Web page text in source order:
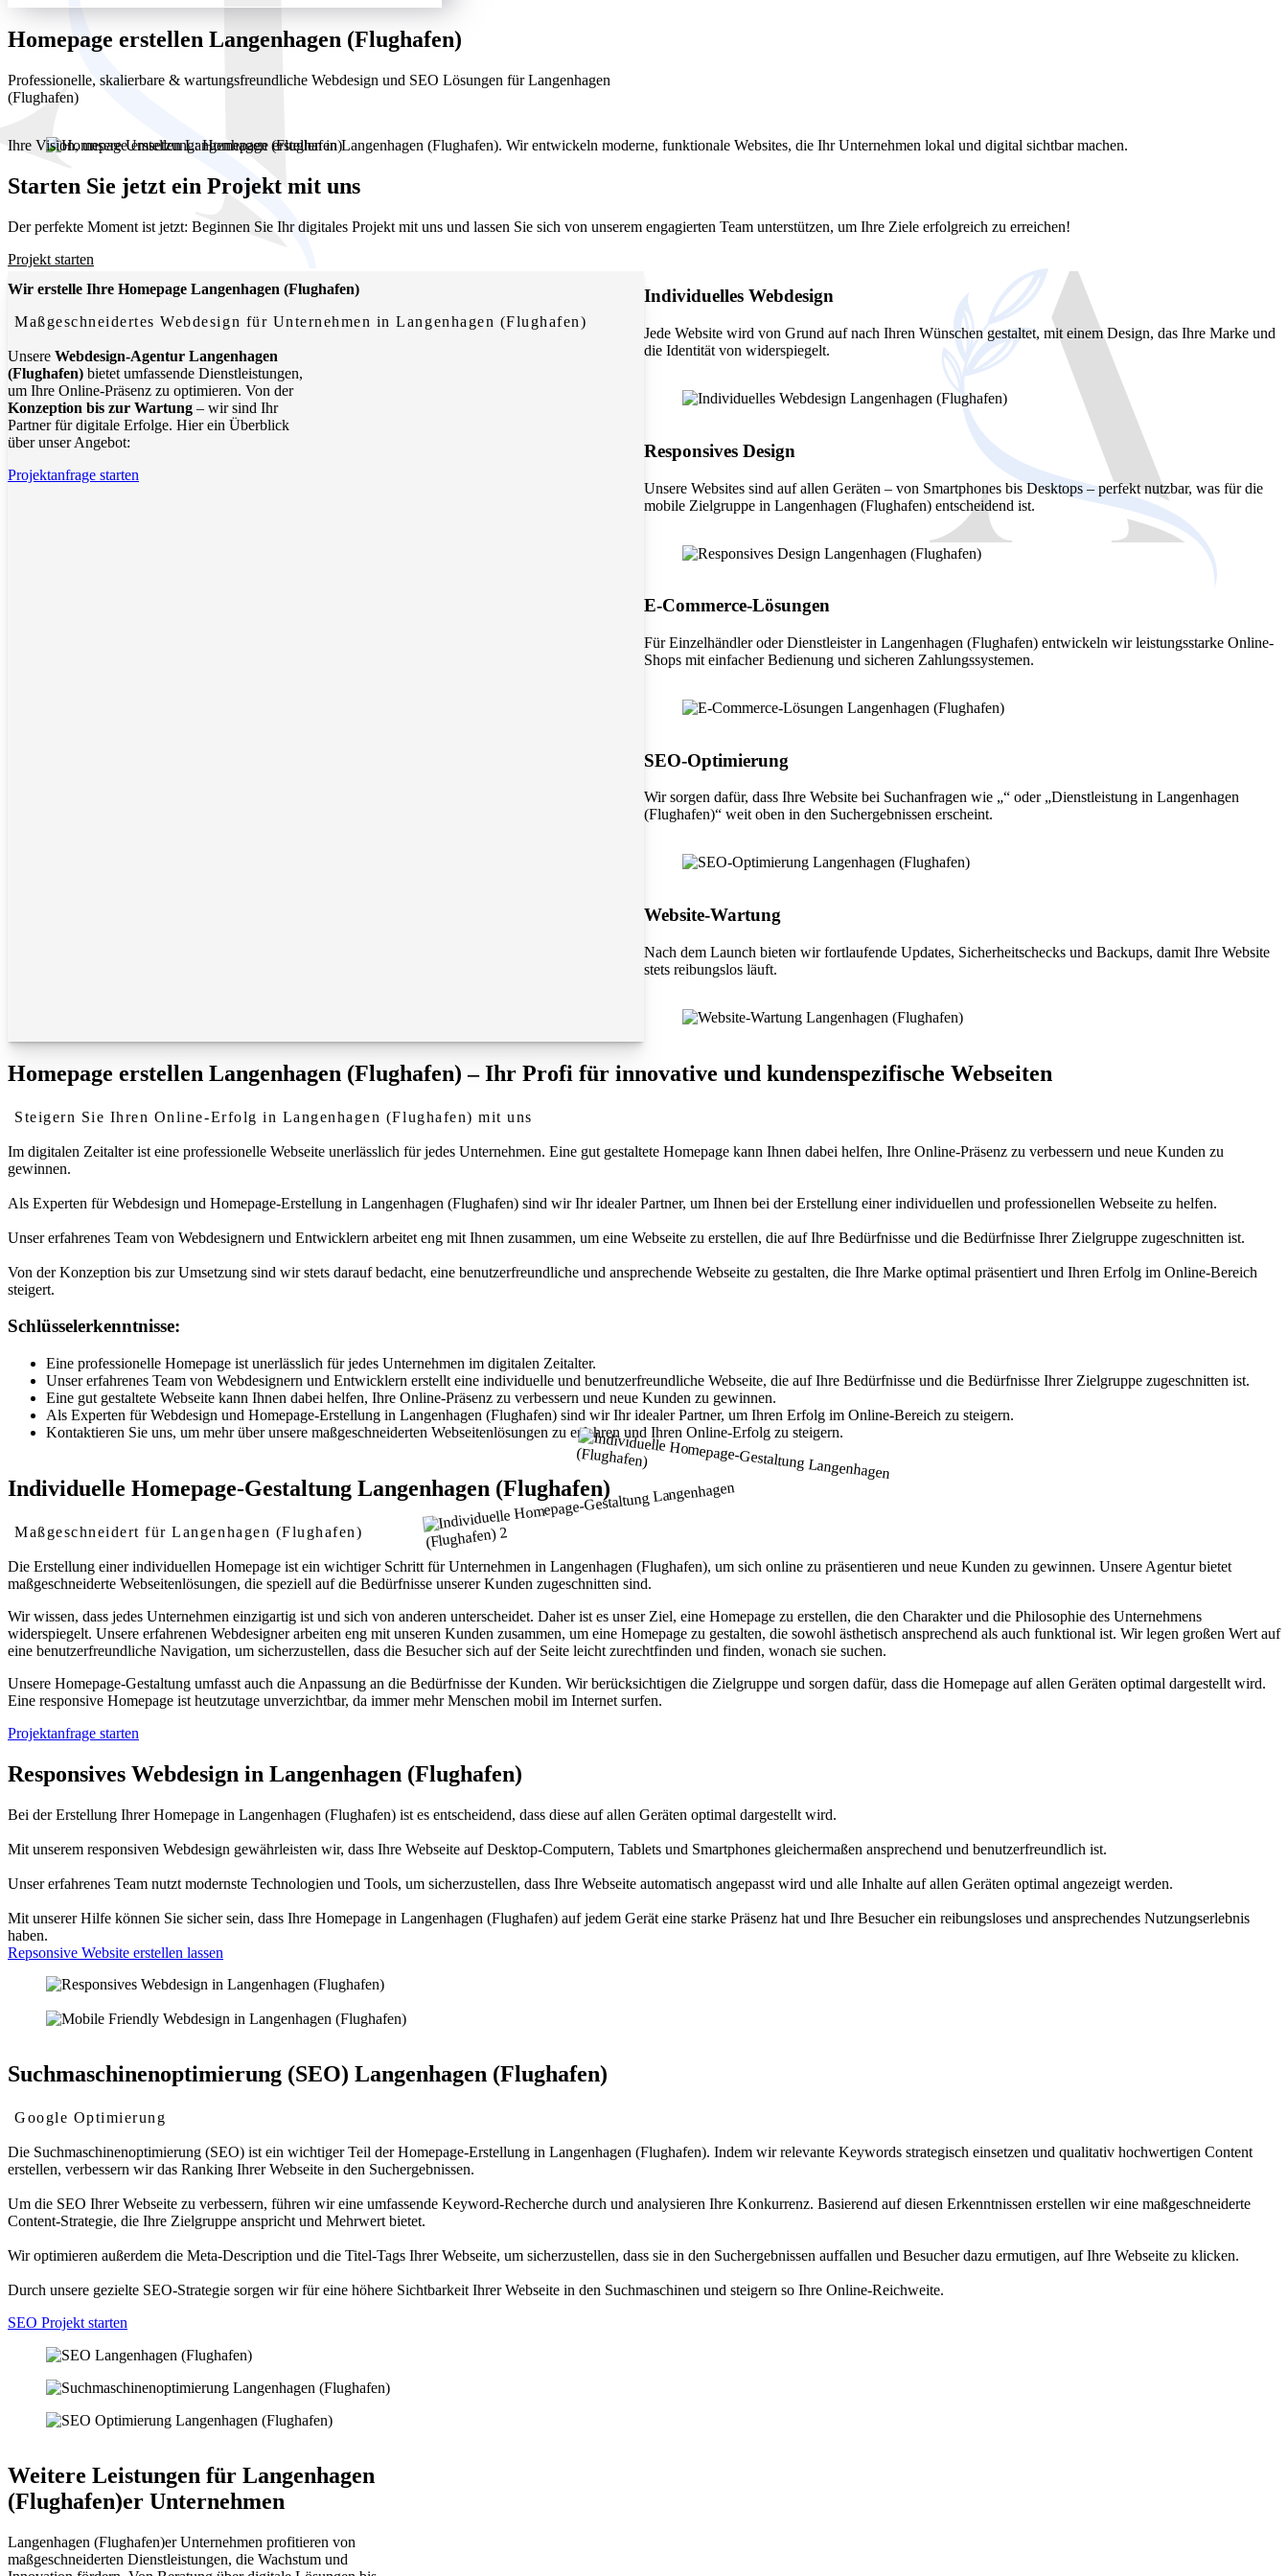
Homepage erstellen Langenhagen (Flughafen)
Professionelle, skalierbare & wartungsfreundliche Webdesign und SEO Lösungen für Langenhagen
(Flughafen)
Ihre Vision, unsere Umsetzung: Homepage erstellen in Langenhagen (Flughafen). Wir entwickeln moderne, funktionale Websites, die Ihr Unternehmen lokal und digital sichtbar machen.
Starten Sie jetzt ein Projekt mit uns
Der perfekte Moment ist jetzt: Beginnen Sie Ihr digitales Projekt mit uns und lassen Sie sich von unserem engagierten Team unterstützen, um Ihre Ziele erfolgreich zu erreichen!
Projekt starten
Wir erstelle Ihre Homepage Langenhagen (Flughafen)
Maßgeschneidertes Webdesign für Unternehmen in Langenhagen (Flughafen)
Unsere Webdesign-Agentur Langenhagen
(Flughafen) bietet umfassende Dienstleistungen,
um Ihre Online-Präsenz zu optimieren. Von der
Konzeption bis zur Wartung – wir sind Ihr
Partner für digitale Erfolge. Hier ein Überblick
über unser Angebot:
Projektanfrage starten
Individuelles Webdesign
Jede Website wird von Grund auf nach Ihren Wünschen gestaltet, mit einem Design, das Ihre Marke und
die Identität von widerspiegelt.
Responsives Design
Unsere Websites sind auf allen Geräten – von Smartphones bis Desktops – perfekt nutzbar, was für die
mobile Zielgruppe in Langenhagen (Flughafen) entscheidend ist.
E-Commerce-Lösungen
Für Einzelhändler oder Dienstleister in Langenhagen (Flughafen) entwickeln wir leistungsstarke Online-
Shops mit einfacher Bedienung und sicheren Zahlungssystemen.
SEO-Optimierung
Wir sorgen dafür, dass Ihre Website bei Suchanfragen wie „“ oder „Dienstleistung in Langenhagen
(Flughafen)“ weit oben in den Suchergebnissen erscheint.
Website-Wartung
Nach dem Launch bieten wir fortlaufende Updates, Sicherheitschecks und Backups, damit Ihre Website
stets reibungslos läuft.
Homepage erstellen Langenhagen (Flughafen) – Ihr Profi für innovative und kundenspezifische Webseiten
Steigern Sie Ihren Online-Erfolg in Langenhagen (Flughafen) mit uns
Im digitalen Zeitalter ist eine professionelle Webseite unerlässlich für jedes Unternehmen. Eine gut gestaltete Homepage kann Ihnen dabei helfen, Ihre Online-Präsenz zu verbessern und neue Kunden zu
gewinnen.
Als Experten für Webdesign und Homepage-Erstellung in Langenhagen (Flughafen) sind wir Ihr idealer Partner, um Ihnen bei der Erstellung einer individuellen und professionellen Webseite zu helfen.
Unser erfahrenes Team von Webdesignern und Entwicklern arbeitet eng mit Ihnen zusammen, um eine Webseite zu erstellen, die auf Ihre Bedürfnisse und die Bedürfnisse Ihrer Zielgruppe zugeschnitten ist.
Von der Konzeption bis zur Umsetzung sind wir stets darauf bedacht, eine benutzerfreundliche und ansprechende Webseite zu gestalten, die Ihre Marke optimal präsentiert und Ihren Erfolg im Online-Bereich
steigert.
Schlüsselerkenntnisse:
Eine professionelle Homepage ist unerlässlich für jedes Unternehmen im digitalen Zeitalter.
Unser erfahrenes Team von Webdesignern und Entwicklern erstellt eine individuelle und benutzerfreundliche Webseite, die auf Ihre Bedürfnisse und die Bedürfnisse Ihrer Zielgruppe zugeschnitten ist.
Eine gut gestaltete Webseite kann Ihnen dabei helfen, Ihre Online-Präsenz zu verbessern und neue Kunden zu gewinnen.
Als Experten für Webdesign und Homepage-Erstellung in Langenhagen (Flughafen) sind wir Ihr idealer Partner, um Ihren Erfolg im Online-Bereich zu steigern.
Kontaktieren Sie uns, um mehr über unsere maßgeschneiderten Webseitenlösungen zu erfahren und Ihren Online-Erfolg zu steigern.
Individuelle Homepage-Gestaltung Langenhagen (Flughafen)
Maßgeschneidert für Langenhagen (Flughafen)
Die Erstellung einer individuellen Homepage ist ein wichtiger Schritt für Unternehmen in Langenhagen (Flughafen), um sich online zu präsentieren und neue Kunden zu gewinnen. Unsere Agentur bietet
maßgeschneiderte Webseitenlösungen, die speziell auf die Bedürfnisse unserer Kunden zugeschnitten sind.
Wir wissen, dass jedes Unternehmen einzigartig ist und sich von anderen unterscheidet. Daher ist es unser Ziel, eine Homepage zu erstellen, die den Charakter und die Philosophie des Unternehmens
widerspiegelt. Unsere erfahrenen Webdesigner arbeiten eng mit unseren Kunden zusammen, um eine Homepage zu gestalten, die sowohl ästhetisch ansprechend als auch funktional ist. Wir legen großen Wert auf
eine benutzerfreundliche Navigation, um sicherzustellen, dass die Besucher sich auf der Seite leicht zurechtfinden und finden, wonach sie suchen.
Unsere Homepage-Gestaltung umfasst auch die Anpassung an die Bedürfnisse der Kunden. Wir berücksichtigen die Zielgruppe und sorgen dafür, dass die Homepage auf allen Geräten optimal dargestellt wird.
Eine responsive Homepage ist heutzutage unverzichtbar, da immer mehr Menschen mobil im Internet surfen.
Projektanfrage starten
Responsives Webdesign in Langenhagen (Flughafen)
Bei der Erstellung Ihrer Homepage in Langenhagen (Flughafen) ist es entscheidend, dass diese auf allen Geräten optimal dargestellt wird.
Mit unserem responsiven Webdesign gewährleisten wir, dass Ihre Webseite auf Desktop-Computern, Tablets und Smartphones gleichermaßen ansprechend und benutzerfreundlich ist.
Unser erfahrenes Team nutzt modernste Technologien und Tools, um sicherzustellen, dass Ihre Webseite automatisch angepasst wird und alle Inhalte auf allen Geräten optimal angezeigt werden.
Mit unserer Hilfe können Sie sicher sein, dass Ihre Homepage in Langenhagen (Flughafen) auf jedem Gerät eine starke Präsenz hat und Ihre Besucher ein reibungsloses und ansprechendes Nutzungserlebnis
haben.
Repsonsive Website erstellen lassen
Suchmaschinenoptimierung (SEO) Langenhagen (Flughafen)
Google Optimierung
Die Suchmaschinenoptimierung (SEO) ist ein wichtiger Teil der Homepage-Erstellung in Langenhagen (Flughafen). Indem wir relevante Keywords strategisch einsetzen und qualitativ hochwertigen Content
erstellen, verbessern wir das Ranking Ihrer Webseite in den Suchergebnissen.
Um die SEO Ihrer Webseite zu verbessern, führen wir eine umfassende Keyword-Recherche durch und analysieren Ihre Konkurrenz. Basierend auf diesen Erkenntnissen erstellen wir eine maßgeschneiderte
Content-Strategie, die Ihre Zielgruppe anspricht und Mehrwert bietet.
Wir optimieren außerdem die Meta-Description und die Titel-Tags Ihrer Webseite, um sicherzustellen, dass sie in den Suchergebnissen auffallen und Besucher dazu ermutigen, auf Ihre Webseite zu klicken.
Durch unsere gezielte SEO-Strategie sorgen wir für eine höhere Sichtbarkeit Ihrer Webseite in den Suchmaschinen und steigern so Ihre Online-Reichweite.
SEO Projekt starten
Weitere Leistungen für Langenhagen
(Flughafen)er Unternehmen
Langenhagen (Flughafen)er Unternehmen profitieren von
maßgeschneiderten Dienstleistungen, die Wachstum und